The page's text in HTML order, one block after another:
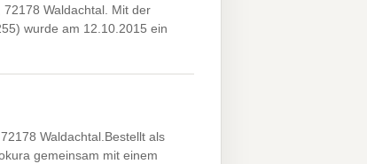
Waldachtal. Mit der
wurde am 12.10.2015 ein
Waldachtal.Bestellt als
gemeinsam mit einem